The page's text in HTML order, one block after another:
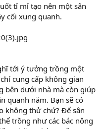
tỉ mỉ tạo nên một sân
cối xung quanh.
tới ý tưởng trồng một
cung cấp không gian
bên dưới nhà mà còn giúp
quanh năm. Bạn sẽ có
không thử chứ? Để sân
trồng như các bác nông